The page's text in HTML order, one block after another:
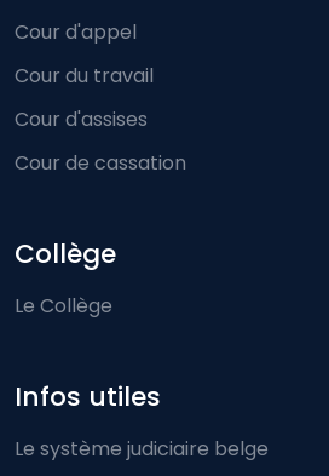
Cour d'appel
Cour du travail
Cour d'assises
Cour de cassation
Collège
Le Collège
Infos utiles
Le système judiciaire belge